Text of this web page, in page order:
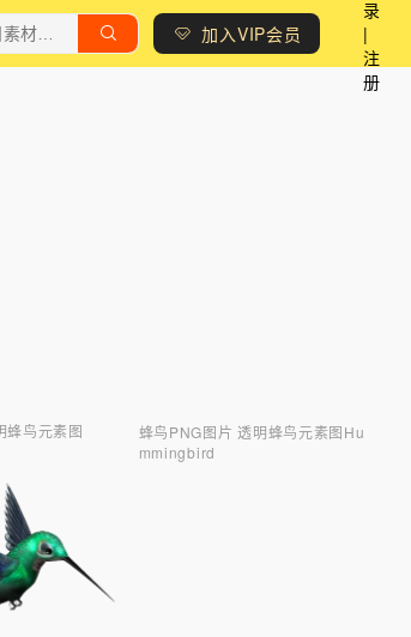
加入VIP会员
录
|
注
册
蜂鸟元素图
蜂鸟PNG图片 透明蜂鸟元素图Hu
mmingbird